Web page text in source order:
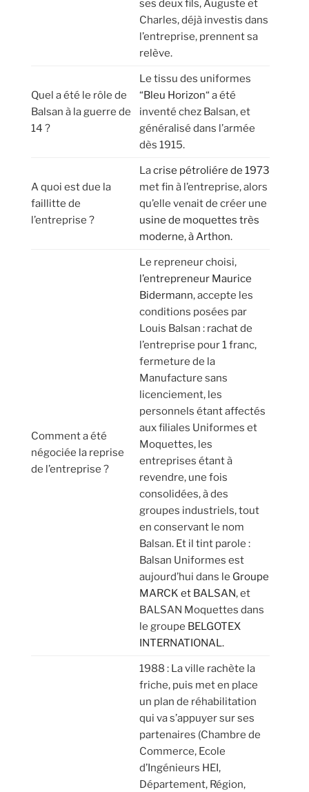
ses deux fils, Auguste et
Charles, déjà investis dans
l’entreprise, prennent sa
relève.
Quel a été le rôle de
Balsan à la guerre de
14 ?
Le tissu des uniformes
“Bleu Horizon“ a été
inventé chez Balsan, et
généralisé dans l’armée
dès 1915.
A quoi est due la
faillitte de
l’entreprise ?
Lacrise pétroliére de 1973
met fin à l’entreprise, alors
qu’elle venait de créer une
usine de moquettes très
moderne, à Arthon.
Comment a été
négociée la reprise
de l’entreprise ?
Le repreneur choisi,
l’entrepreneur Maurice
Bidermann, accepte les
conditions posées par
Louis Balsan : rachat de
l’entreprise pour 1 franc,
fermeture de la
Manufacture sans
licenciement, les
personnels étant affectés
aux filiales Uniformes et
Moquettes, les
entreprises étant à
revendre, une fois
consolidées, à des
groupes industriels, tout
en conservant le nom
Balsan. Et il tint parole :
Balsan Uniformes est
aujourd’hui dans le Groupe
MARCK et BALSAN, et
BALSAN Moquettes dans
le groupe BELGOTEX
INTERNATIONAL.
1988 : La ville rachète la
friche, puis met en place
un plan de réhabilitation
qui va s’appuyer sur ses
partenaires (Chambre de
Commerce, Ecole
d’Ingénieurs HEI,
Département, Région,